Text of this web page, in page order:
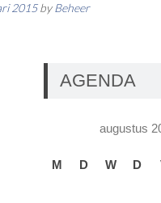
2015byBeheer
AGENDA
augustus
M D W D